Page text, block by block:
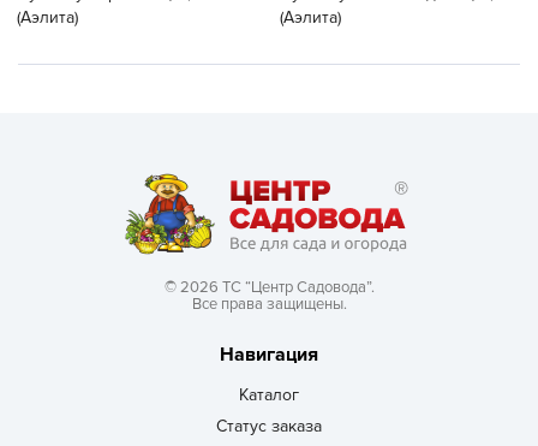
(Аэлита)
(Аэлита)
© 2026 ТС “Центр Садовода”.
Все права защищены.
Навигация
Каталог
Статус заказа